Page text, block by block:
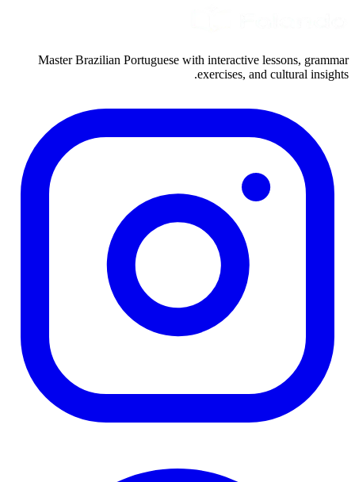
Master Brazilian Portuguese with interactive lessons, grammar
exercises, and cultural insights.